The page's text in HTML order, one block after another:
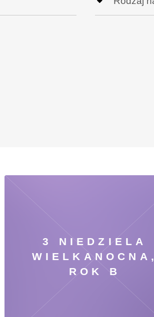
3 NIEDZIELA
WIELKANOCNA,
ROK B